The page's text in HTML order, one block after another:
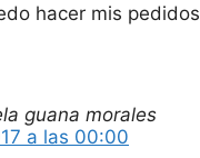
hacer mis pedidos
guana morales
a las 00:00